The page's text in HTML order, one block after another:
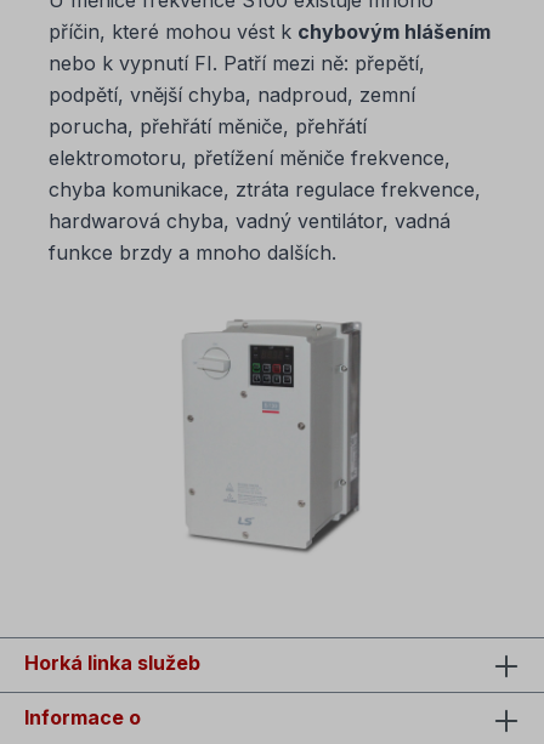
příčin, které mohou vést k chybovým hlášením
nebo k vypnutí FI. Patří mezi ně: přepětí,
podpětí, vnější chyba, nadproud, zemní
porucha, přehřátí měniče, přehřátí
elektromotoru, přetížení měniče frekvence,
chyba komunikace, ztráta regulace frekvence,
hardwarová chyba, vadný ventilátor, vadná
funkce brzdy a mnoho dalších.
Horká linka služeb
Informace o